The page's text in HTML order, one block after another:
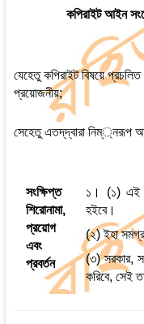
কপিরাইট আইন
যেহেতু কপিরাইট বিষয়ে
প্রয়োজনীয়;
সেহেতু এতদ্‌দ্বারা নিম্্নরূপ
সংক্ষিপ্ত
শিরোনামা,
প্রয়োগ
এবং
প্রবর্তন
১। (১)
হইবে।
(২) ইহা
(৩) সরকার,
করিবে, সেই